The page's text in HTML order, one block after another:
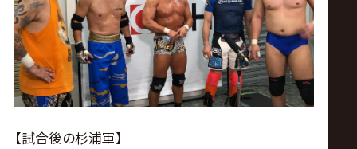
【試合後の杉浦軍】